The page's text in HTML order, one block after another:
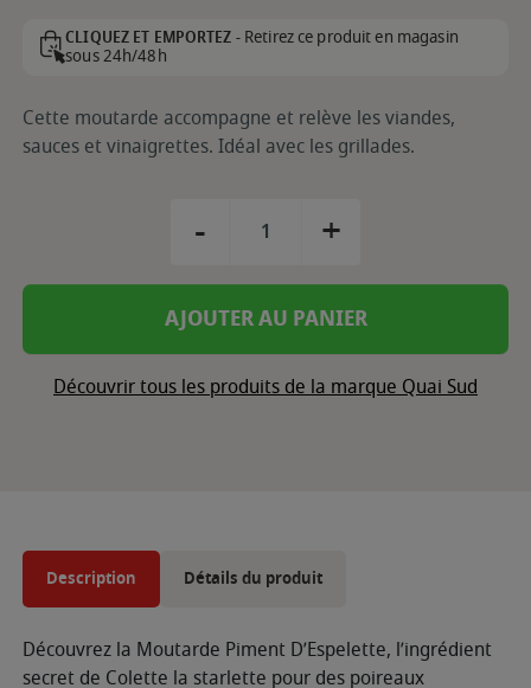
CLIQUEZ ET EMPORTEZ -Retirez ce produit en magasin
sous 24h/48h
Cette moutarde accompagne et relève les viandes,
sauces et vinaigrettes. Idéal avec les grillades.
- +
AJOUTER AU PANIER
Découvrir tous les produits de la marque Quai Sud
Description Détails du produit
Découvrez la Moutarde Piment D’Espelette, l’ingrédient
secret de Colette la starlette pour des poireaux